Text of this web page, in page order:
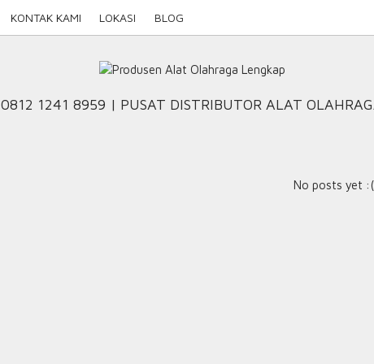
KONTAK KAMI LOKASI BLOG
0812 1241 8959 | PUSAT DISTRIBUTOR ALAT
No posts yet :(